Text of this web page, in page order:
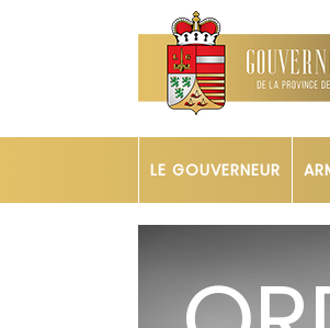
LE GOUVERNEUR